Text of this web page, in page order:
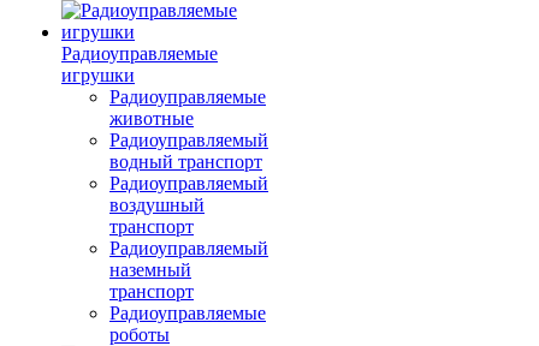
Радиоуправляемые
игрушки
Радиоуправляемые
животные
Радиоуправляемый
водный транспорт
Радиоуправляемый
воздушный
транспорт
Радиоуправляемый
наземный
транспорт
Радиоуправляемые
роботы